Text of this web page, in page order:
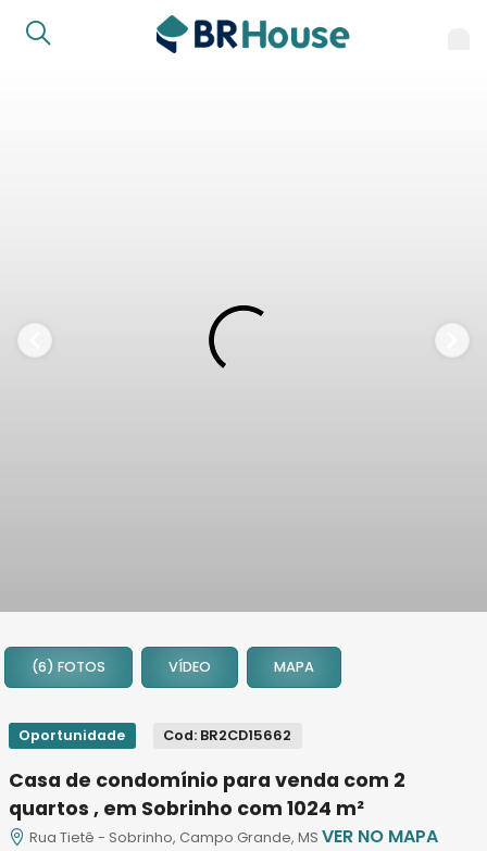
2
3
(6) FOTOS VÍDEO MAPA
Oportunidade Cod: BR2CD15662
Casa de condomínio para venda com 2
quartos , em Sobrinho com 1024 m²
Rua Tietê - Sobrinho, Campo Grande, MSVER NO MAPA